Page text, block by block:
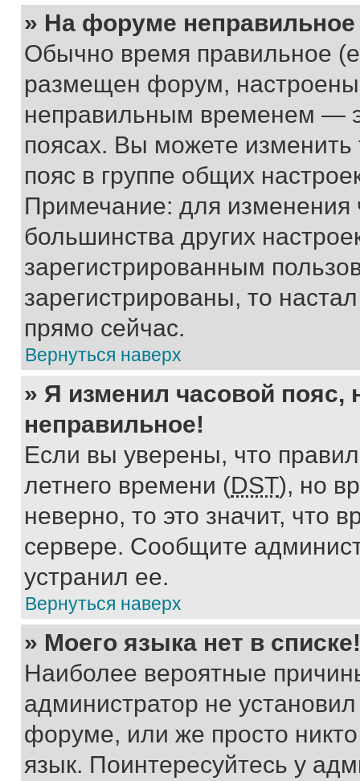
» На форуме
Обычно время правильное
размещен форум, настроены
неправильным временем —
поясах. Вы можете изменить
пояс в группе общих
Примечание: для изменения
большинства других
зарегистрированным
зарегистрированы, то
прямо сейчас.
Вернуться наверх
» Я изменил часовой пояс,
неправильное!
Если вы уверены, что
летнего времени (DST), но
неверно, то это значит, что
сервере. Сообщите
устранил ее.
Вернуться наверх
» Моего языка нет в списке!
Наиболее вероятные
администратор не
форуме, или же просто
язык. Поинтересуйтесь у